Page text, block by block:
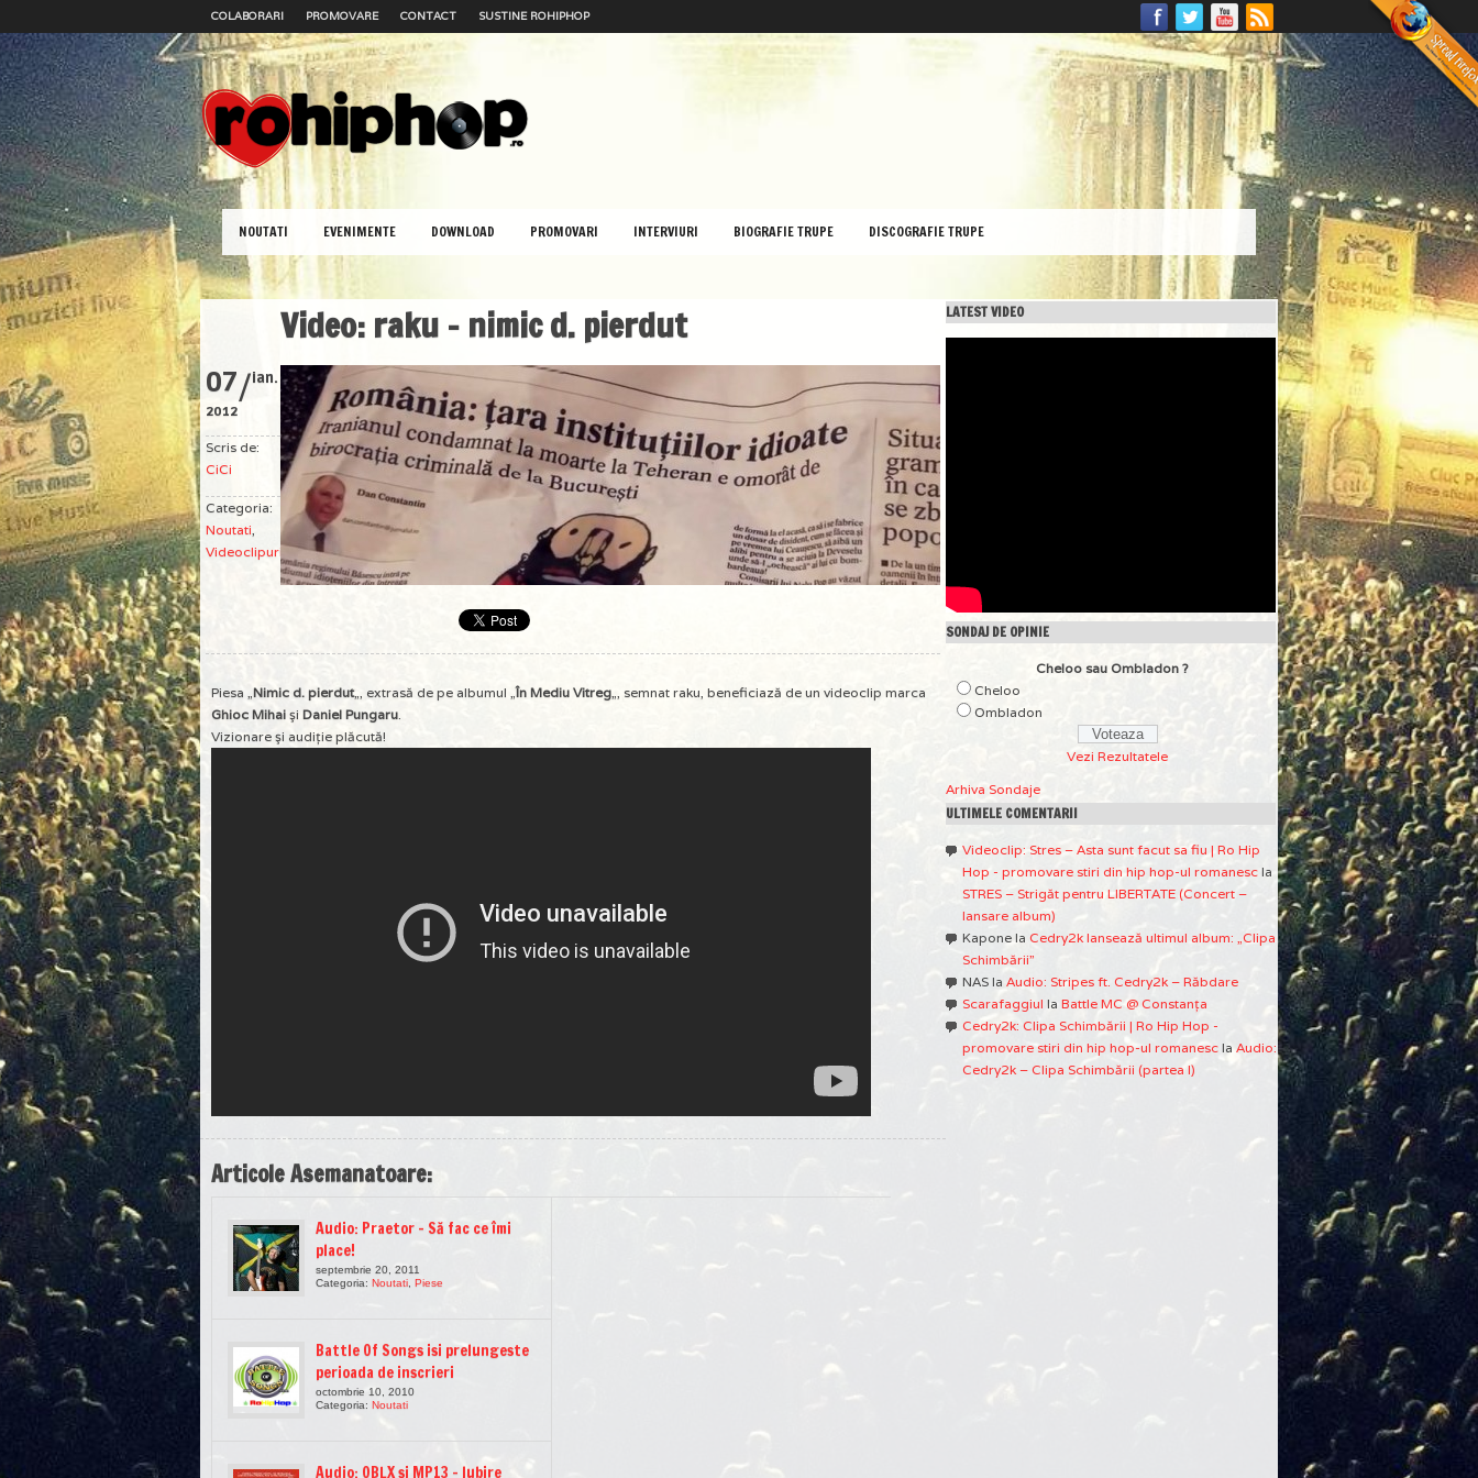
COLABORARI PROMOVARE CONTACT SUSTINE ROHIPHOP
NOUTATI EVENIMENTE DOWNLOAD PROMOVARI INTERVIURI BIOGRAFIE TRUPE DISCOGRAFIE TRUPE
Video: raku – nimic d. pierdut
07/ian.
2012
Scris de:
CiCi
Categoria:
Noutati,
Videoclipuri
Piesa „Nimic d. pierdut„, extrasă de pe albumul „În Mediu Vitreg„, semnat raku, beneficiază de un videoclip marca
Ghioc Mihai şi Daniel Pungaru.
Vizionare şi audiţie plăcută!
Articole Asemanatoare:
Audio: Praetor – Să fac ce îmi
place!
septembrie 20, 2011
Categoria: Noutati Piese
Battle Of Songs isi prelungeste
perioada de inscrieri
octombrie 10, 2010
Categoria: Noutati
Audio: OBLX şi MP13 – Iubire
LATEST VIDEO
SONDAJ DE OPINIE
Cheloo sau Ombladon ?
Cheloo
Ombladon
Vezi Rezultatele
Arhiva Sondaje
ULTIMELE COMENTARII
Videoclip: Stres – Asta sunt facut sa fiu | Ro Hip
Hop - promovare stiri din hip hop-ul romanesc la
STRES – Strigăt pentru LIBERTATE (Concert –
lansare album)
Kapone la Cedry2k lansează ultimul album: „Clipa
Schimbării”
NAS la Audio: Stripes ft. Cedry2k – Răbdare
Scarafaggiul la Battle MC @ Constanţa
Cedry2k: Clipa Schimbării | Ro Hip Hop -
promovare stiri din hip hop-ul romanesc la Audio:
Cedry2k – Clipa Schimbării (partea I)